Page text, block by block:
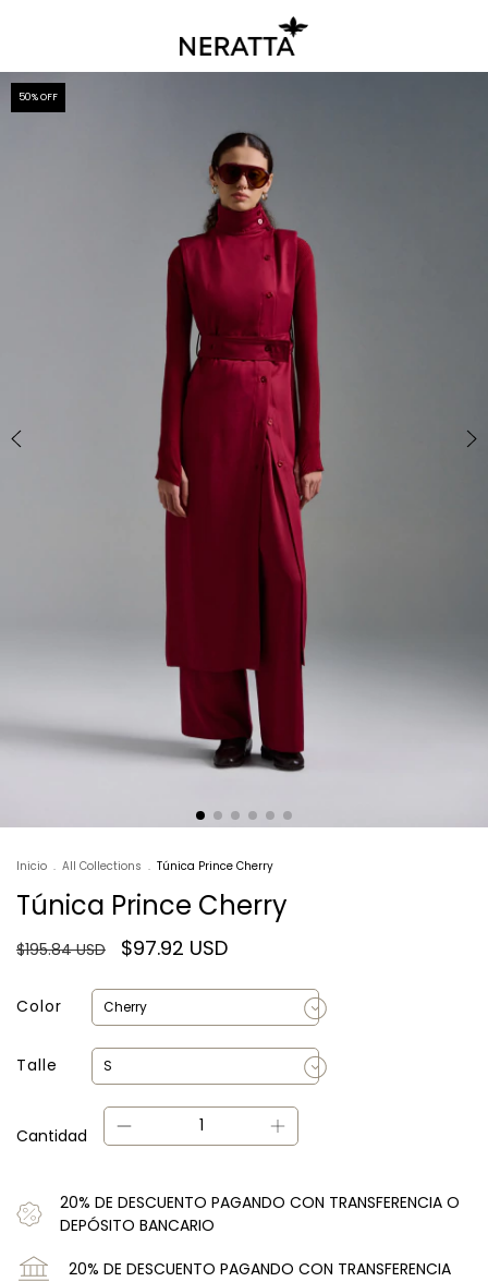
50% OFF
Inicio . All Collections . Túnica Prince Cherry
Túnica Prince Cherry
$195.84 USD $97.92 USD
Color
Talle
Cantidad
20% DE DESCUENTO PAGANDO CON TRANSFERENCIA O
DEPÓSITO BANCARIO
20% DE DESCUENTO PAGANDO CON TRANSFERENCIA